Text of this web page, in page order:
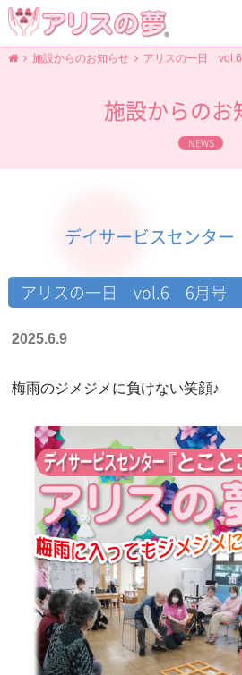
施設からのお知らせ アリスの一日
施設からのお
NEWS
デイサービスセンター
アリスの一日 vol.6 6月号
2025.6.9
梅雨のジメジメに負けない笑顔♪